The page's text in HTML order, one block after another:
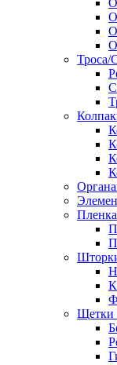
Троса/
Пленка
Щетки